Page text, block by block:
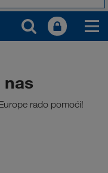
nas
rado pomoći!